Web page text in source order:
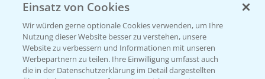
Beratung auf WhatsApp
T.+49 (0)174 346 564 1
KONTAKT
Einsatz von Cookies
Wir würden gerne optionale Cookies verwenden, um Ihre
Nutzung dieser Website besser zu verstehen, unsere
Website zu verbessern und Informationen mit unseren
Werbepartnern zu teilen. Ihre Einwilligung umfasst auch
die in der Datenschutzerklärung im Detail dargestellten